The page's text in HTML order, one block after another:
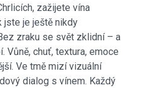
zažijete vína
jste je ještě nikdy
zraku se svět zklidní – a
Vůně, chuť, textura, emoce
Ve tmě mizí vizuální
dialog s vínem. Každý